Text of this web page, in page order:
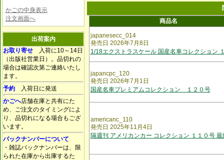
かごの中身表示
注文画面へ
出荷案内
お取り寄せ 入荷に10～14日
（出版社営業日）。品切れの
場合は確認次第ご連絡いたし
ます。
予約 入荷日に発送
かごへ店舗在庫と共有にた
め、ご注文のタイミングによ
り、品切れになる場合もござ
います。
バックナンバーについて
・雑誌バックナンバーは、限
られた在庫から出庫するた
商品名
japanesecc_014
発売日 2026年7月8日
1/18エクストラスケール 国産名車コレクション
japancpc_120
発売日 2026年7月1日
国産名車プレミアムコレクション １２０号
americanc_110
発売日 2025年11月4日
隔週刊 アメリカンカー コレクション １１０号 最